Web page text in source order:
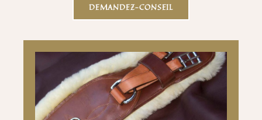
DEMANDEZ-CONSEIL